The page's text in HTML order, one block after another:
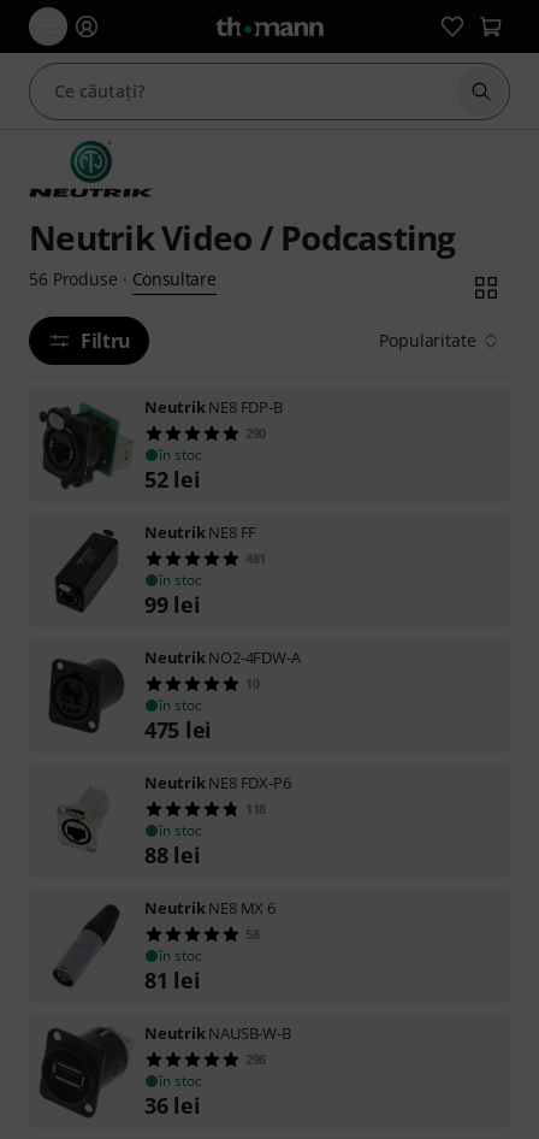
Neutrik Video / Podcasting
56 Produse · Consultare
Filtru Popularitate
NeutrikNE8 FDP-B
290
în stoc
52 lei
NeutrikNE8 FF
481
în stoc
99 lei
NeutrikNO2-4FDW-A
10
în stoc
475 lei
NeutrikNE8 FDX-P6
118
în stoc
88 lei
NeutrikNE8 MX 6
58
în stoc
81 lei
NeutrikNAUSB-W-B
296
în stoc
36 lei